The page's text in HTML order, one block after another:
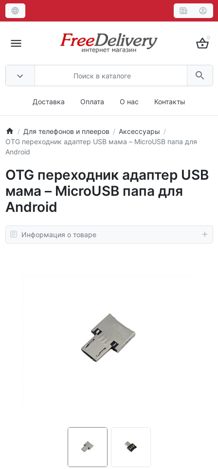
0
Доставка Оплата О нас Контакты
Для телефонов и плееров
Аксессуары
OTG переходник адаптер USB мама – MicroUSB папа для
Android
OTG переходник адаптер USB
мама – MicroUSB папа для
Android
Информация о товаре